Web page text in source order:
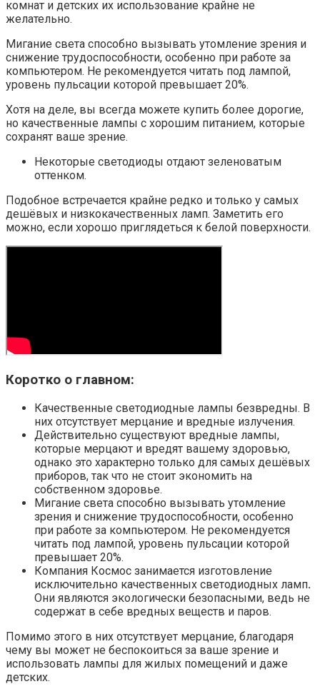
комнат и детских их использование крайне не
желательно.
Мигание света способно вызывать утомление зрения и
снижение трудоспособности, особенно при работе за
компьютером. Не рекомендуется читать под лампой,
уровень пульсации которой превышает 20%.
Хотя на деле, вы всегда можете купить более дорогие,
но качественные лампы с хорошим питанием, которые
сохранят ваше зрение.
Некоторые светодиоды отдают зеленоватым
оттенком.
Подобное встречается крайне редко и только у самых
дешёвых и низкокачественных ламп. Заметить его
можно, если хорошо приглядеться к белой поверхности.
Коротко о главном:
Качественные светодиодные лампы безвредны. В
них отсутствует мерцание и вредные излучения.
Действительно существуют вредные лампы,
которые мерцают и вредят вашему здоровью,
однако это характерно только для самых дешёвых
приборов, так что не стоит экономить на
собственном здоровье.
Мигание света способно вызывать утомление
зрения и снижение трудоспособности, особенно
при работе за компьютером. Не рекомендуется
читать под лампой, уровень пульсации которой
превышает 20%.
Компания Космос занимается изготовление
исключительно качественных светодиодных ламп.
Они являются экологически безопасными, ведь не
содержат в себе вредных веществ и паров.
Помимо этого в них отсутствует мерцание, благодаря
чему вы может не беспокоиться за ваше зрение и
использовать лампы для жилых помещений и даже
детских.